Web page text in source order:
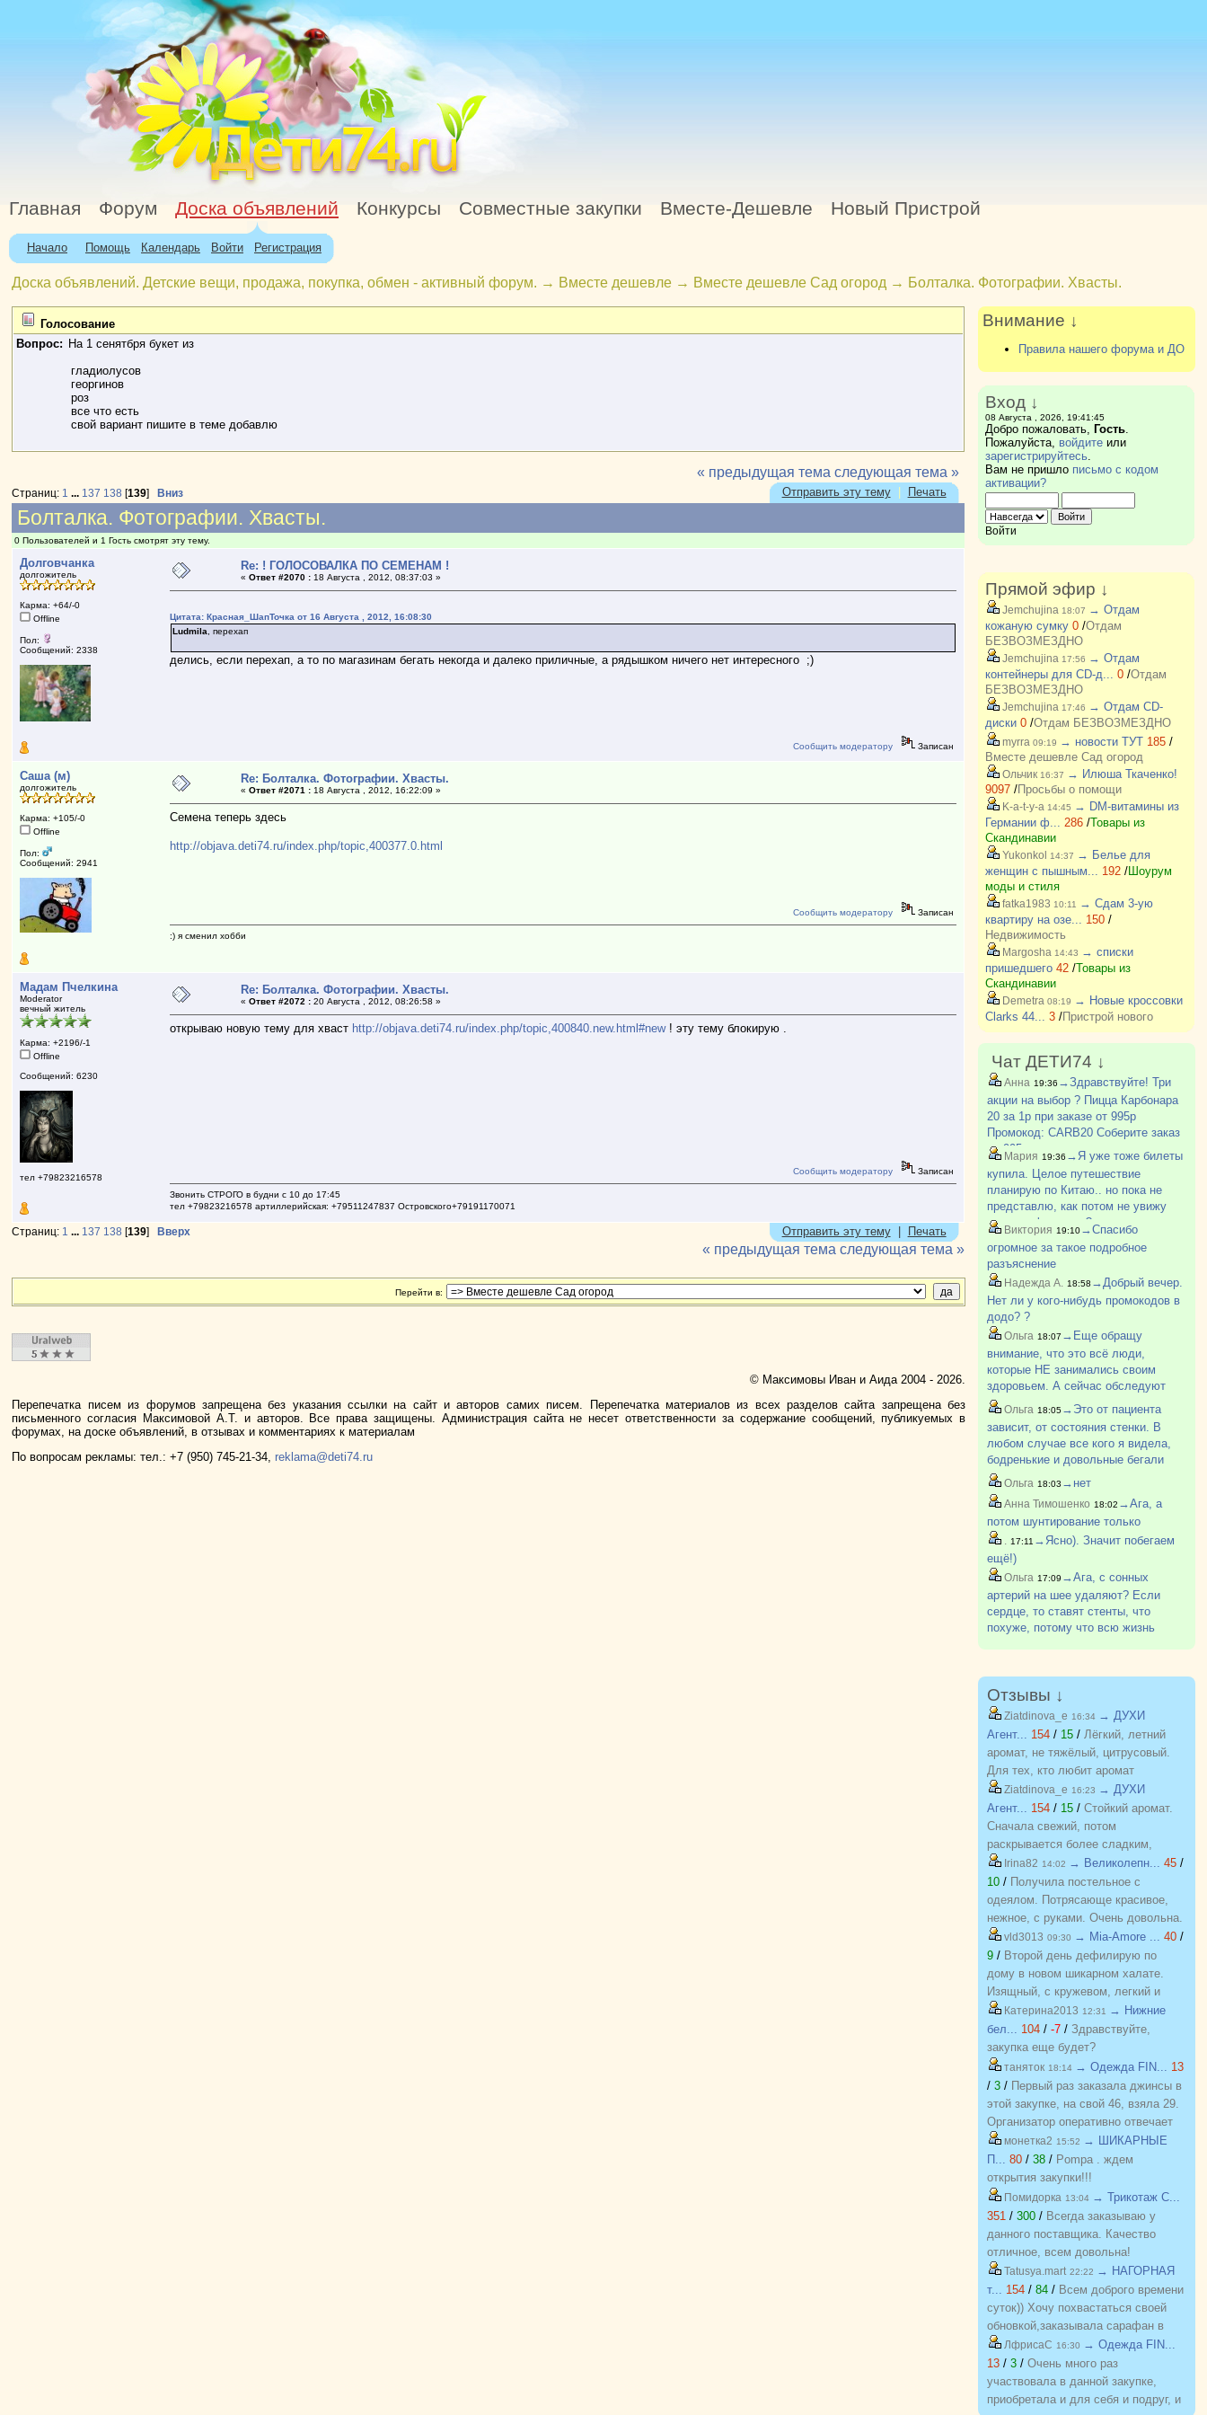
Главная Форум Доска объявлений Конкурсы Совместные закупки Вместе-Дешевле Новый Пристрой
Начало Помощь Календарь Войти Регистрация
Доска объявлений. Детские вещи, продажа, покупка, обмен - активный форум. → Вместе дешевле → Вместе дешевле Сад огород → Болталка. Фотографии. Хвасты.
Голосование
Вопрос: На 1 сенятбря букет из
гладиолусов
георгинов
роз
все что есть
свой вариант пишите в теме добавлю
Страниц: 1 ... 137 138 [139]Вниз
« предыдущая тема следующая тема »
Отправить эту тему| Печать
Болталка. Фотографии. Хвасты.
0 Пользователей и 1 Гость смотрят эту тему.
Долговчанка
долгожитель
Карма: +64/-0
Offline
Пол:
Сообщений: 2338
Re: ! ГОЛОСОВАЛКА ПО СЕМЕНАМ !
«Ответ #2070 : 18 Августа , 2012, 08:37:03 »
Цитата: Красная_ШапТочка от 16 Августа , 2012, 16:08:30
Ludmila
, перехап
делись, если перехап, а то по магазинам бегать некогда и далеко приличные, а рядышком ничего нет интересного ;)
Сообщить модератору Записан
Саша (м)
долгожитель
Карма: +105/-0
Offline
Пол:
Сообщений: 2941
Re: Болталка. Фотографии. Хвасты.
«Ответ #2071 : 18 Августа , 2012, 16:22:09 »
Семена теперь здесь
http://objava.deti74.ru/index.php/topic,400377.0.html
Сообщить модератору Записан
:) я сменил хобби
Мадам Пчелкина
Moderator
вечный житель
Карма: +2196/-1
Offline
Сообщений: 6230
тел +79823216578
Re: Болталка. Фотографии. Хвасты.
«Ответ #2072 : 20 Августа , 2012, 08:26:58 »
открываю новую тему для хваст http://objava.deti74.ru/index.php/topic,400840.new.html#new! эту тему блокирую .
Сообщить модератору Записан
Звонить СТРОГО в будни с 10 до 17:45
тел +79823216578 артиллерийская: +79511247837 Островского+79191170071
Страниц: 1 ... 137 138 [139]Вверх Отправить эту тему| Печать
« предыдущая тема следующая тема »
Перейти в:
© Максимовы Иван и Аида 2004 - 2026.
Перепечатка писем из форумов запрещена без указания ссылки на сайт и авторов самих писем. Перепечатка материалов из всех разделов сайта запрещена без
письменного согласия Максимовой А.Т. и авторов. Все права защищены. Администрация сайта не несет ответственности за содержание сообщений, публикуемых в
форумах, на доске объявлений, в отзывах и комментариях к материалам
По вопросам рекламы: тел.: +7 (950) 745-21-34,reklama@deti74.ru
Внимание ↓
Правила нашего форума и ДО
Вход ↓
08 Августа , 2026, 19:41:45
Добро пожаловать, Гость.
Пожалуйста, войдитеили
зарегистрируйтесь.
Вам не пришло письмо с кодом
активации?
Войти
Прямой эфир ↓
Jemchujina 18:07 → Отдам
кожаную сумку 0/Отдам
БЕЗВОЗМЕЗДНО
Jemchujina 17:56 → Отдам
контейнеры для CD-д... 0/Отдам
БЕЗВОЗМЕЗДНО
Jemchujina 17:46 → Отдам CD-
диски 0/Отдам БЕЗВОЗМЕЗДНО
myrra 09:19 → новости ТУТ 185/
Вместе дешевле Сад огород
Ольчик16:37 → Илюша Ткаченко!
9097/Просьбы о помощи
K-a-t-y-a 14:45 → DM-витамины из
Германии ф... 286/Товары из
Скандинавии
Yukonkol 14:37 → Белье для
женщин с пышным... 192/Шоурум
моды и стиля
fatka1983 10:11
→ Сдам 3-ую
квартиру на озе... 150/
Недвижимость
Margosha 14:43 → списки
пришедшего 42/Товары из
Скандинавии
Demetra 08:19 → Новые кроссовки
Clarks 44... 3/Пристрой нового
Чат ДЕТИ74 ↓
Анна 19:36 →Здравствуйте! Три
акции на выбор ? Пицца Карбонара
20 за 1р при заказе от 995р
Промокод: CARB20 Соберите заказ
на 995р.. и укажите промокод -
пицца Карбонара 20 см появится в
корзине за 1 р. Обязательно
укажите телефон?
Мария 19:36 →Я уже тоже билеты
купила. Целое путешествие
планирую по Китаю.. но пока не
представлю, как потом не увижу
дочь до февраля ?
Виктория 19:10→Спасибо
огромное за такое подробное
разъяснение
Надежда А. 18:58 →Добрый вечер.
Нет ли у кого-нибудь промокодов в
додо? ?
Ольга 18:07 →Еще обращу
внимание, что это всё люди,
которые НЕ занимались своим
здоровьем. А сейчас обследуют
раньше, лекарства назначают,
отслеживают. Так что у нашего
поколения фора, я считаю.
Ольга 18:05→Это от пациента
зависит, от состояния стенки. В
любом случае все кого я видела,
бодренькие и довольные бегали
после операции
Ольга 18:03 →нет
Анна Тимошенко 18:02 →Ага, а
потом шунтирование только
. 17:11 →Ясно). Значит побегаем
ещё!)
Ольга 17:09 →Ага, с сонных
артерий на шее удаляют? Если
сердце, то ставят стенты, что
похуже, потому что всю жизнь
поставили. Есть протокол, по нему
операция показана, если б?
Отзывы ↓
Ziatdinova_e 16:34 → ДУХИ
Агент... 154 / 15 / Лёгкий, летний
аромат, не тяжёлый, цитрусовый.
Для тех, кто любит аромат
бергамота, грейпфрута. С хорошей
стойкостью, на одежде еще долго
держится потом.
Ziatdinova_e 16:23 → ДУХИ
Агент... 154 / 15 / Стойкий аромат.
Сначала свежий, потом
раскрывается более сладким,
пряным. Очень похож на оригинал,
почти не отличить.
Irina82 14:02 → Великолепн... 45 /
10 / Получила постельное с
одеялом. Потрясающе красивое,
нежное, с руками. Очень довольна.
Хочу еще! Спасибо
vld3013 09:30 → Mia-Amore ... 40 /
9 / Второй день дефилирую по
дому в новом шикарном халате.
Изящный, с кружевом, легкий и
красивый. Куплен на распродаже
по отличной цене. Спасибо
организатору за возможность
приобретать красивые вещи по
приятным ценам. Желаю закупке
процветания и долгожительства
Катерина2013 12:31
→ Нижние
бел... 104 / -7 / Здравствуйте,
закупка еще будет?
таняток 18:14 → Одежда FIN... 13
/ 3 / Первый раз заказала джинсы в
этой закупке, на свой 46, взяла 29.
Организатор оперативно отвечает
на вопросы. Спасибо!!!
монетка2 15:52 → ШИКАРНЫЕ
П... 80 / 38 / Pompa . ждем
открытия закупки!!!
Помидорка 13:04 → Трикотаж C...
351 / 300 / Всегда заказываю у
данного поставщика. Качество
отличное, всем довольна!
Tatusya.mart 22:22 → НАГОРНАЯ
т... 154 / 84 / Всем доброго времени
суток)) Хочу похвастаться своей
обновкой,заказывала сарафан в
закупке (Нагорная трикотаж) и
осталась в полном восторге от
качества)) Соответствие
размерности и качество Выше
ЛфрисаС 16:30 → Одежда FIN...
13 / 3 / Очень много раз
участвовала в данной закупке,
приобретала и для себя и подруг, и